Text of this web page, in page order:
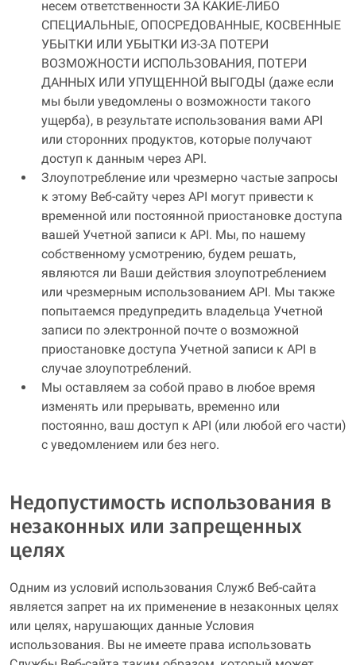
несем ответственности ЗА КАКИЕ-ЛИБО
СПЕЦИАЛЬНЫЕ, ОПОСРЕДОВАННЫЕ, КОСВЕННЫЕ
УБЫТКИ ИЛИ УБЫТКИ ИЗ-ЗА ПОТЕРИ
ВОЗМОЖНОСТИ ИСПОЛЬЗОВАНИЯ, ПОТЕРИ
ДАННЫХ ИЛИ УПУЩЕННОЙ ВЫГОДЫ (даже если
мы были уведомлены о возможности такого
ущерба), в результате использования вами API
или сторонних продуктов, которые получают
доступ к данным через API.
Злоупотребление или чрезмерно частые запросы
к этому Веб-сайту через API могут привести к
временной или постоянной приостановке доступа
вашей Учетной записи к API. Мы, по нашему
собственному усмотрению, будем решать,
являются ли Ваши действия злоупотреблением
или чрезмерным использованием API. Мы также
попытаемся предупредить владельца Учетной
записи по электронной почте о возможной
приостановке доступа Учетной записи к API в
случае злоупотреблений.
Мы оставляем за собой право в любое время
изменять или прерывать, временно или
постоянно, ваш доступ к API (или любой его части)
с уведомлением или без него.
Недопустимость использования в
незаконных или запрещенных
целях
Одним из условий использования Служб Веб-сайта
является запрет на их применение в незаконных целях
или целях, нарушающих данные Условия
использования. Вы не имеете права использовать